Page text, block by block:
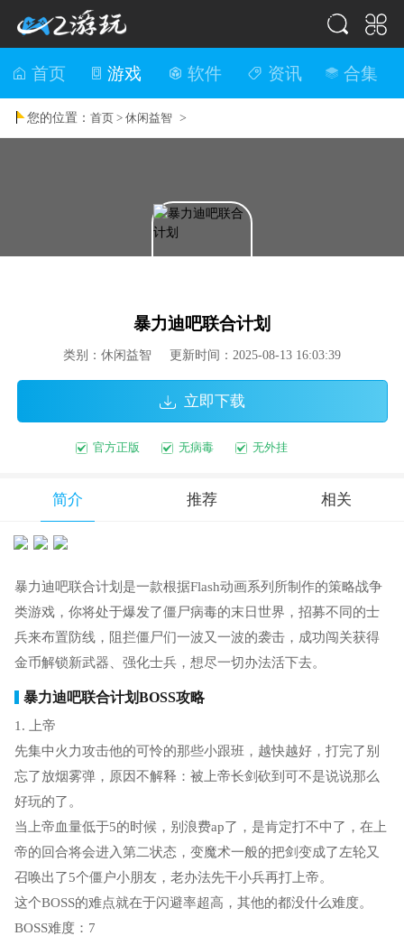
首页 游戏 软件 资讯 合集
您的位置：首页 >休闲益智 >
暴力迪吧联合计划
类别：休闲益智 更新时间：2025-08-13 16:03:39
立即下载
官方正版 无病毒 无外挂
简介 推荐 相关
暴力迪吧联合计划是一款根据Flash动画系列所制作的策略战争
类游戏，你将处于爆发了僵尸病毒的末日世界，招募不同的士
兵来布置防线，阻拦僵尸们一波又一波的袭击，成功闯关获得
金币解锁新武器、强化士兵，想尽一切办法活下去。
暴力迪吧联合计划BOSS攻略
1. 上帝
先集中火力攻击他的可怜的那些小跟班，越快越好，打完了别
忘了放烟雾弹，原因不解释：被上帝长剑砍到可不是说说那么
好玩的了。
当上帝血量低于5的时候，别浪费ap了，是肯定打不中了，在上
帝的回合将会进入第二状态，变魔术一般的把剑变成了左轮又
召唤出了5个僵户小朋友，老办法先干小兵再打上帝。
这个BOSS的难点就在于闪避率超高，其他的都没什么难度。
BOSS难度：7